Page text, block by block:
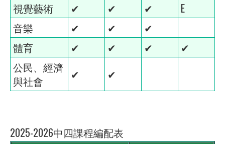
視覺藝術
✔ ✔ ✔
E
音樂
✔ ✔
✔
體育
✔ ✔ ✔
✔
公民、經濟
與社會
✔ ✔
2025-2026中四課程編配表